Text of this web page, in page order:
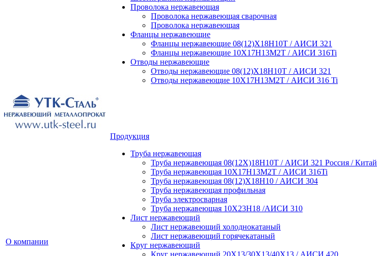
Проволока нержавеющая
Проволока нержавеющая сварочная
Проволока нержавеющая
Фланцы нержавеющие
Фланцы нержавеющие 08(12)Х18Н10Т / АИСИ 321
Фланцы нержавеющие 10Х17Н13М2Т / АИСИ 316Ti
Отводы нержавеющие
Отводы нержавеющие 08(12)Х18Н10Т / АИСИ 321
Отводы нержавеющие 10Х17Н13М2Т / АИСИ 316 Ti
О компании
Продукция
Труба нержавеющая
Труба нержавеющая 08(12Х)18Н10Т / АИСИ 321 Россия / Китай
Труба нержавеющая 10Х17Н13М2Т / АИСИ 316Ti
Труба нержавеющая 08(12)Х18Н10 / АИСИ 304
Труба нержавеющая профильная
Труба электросварная
Труба нержавеющая 10Х23Н18 /АИСИ 310
Лист нержавеющий
Лист нержавеющий холоднокатаный
Лист нержавеющий горячекатаный
Круг нержавеющий
Круг нержавеющий 20Х13/30Х13/40Х13 / АИСИ 420